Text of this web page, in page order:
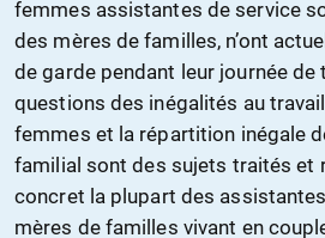
femmes assistantes de service
des mères de familles, n’ont
de garde pendant leur journée de
questions des inégalités au
femmes et la répartition inégale
familial sont des sujets traités et
concret la plupart des
mères de familles vivant en